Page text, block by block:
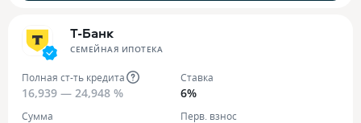
Т-Банк
СЕМЕЙНАЯ ИПОТЕКА
Полная ст-ть кредита
16,939 — 24,948 %
Ставка
6%
Сумма Перв. взнос